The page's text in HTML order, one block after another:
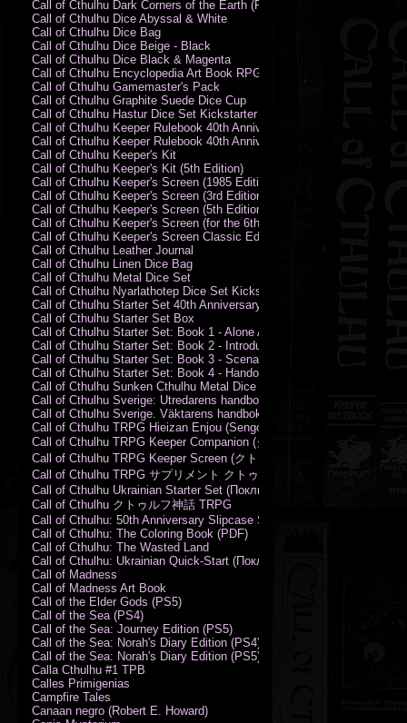
Call of Cthulhu Dark Corners of the Earth (PC)
Call of Cthulhu Dice Abyssal & White
Call of Cthulhu Dice Bag
Call of Cthulhu Dice Beige - Black
Call of Cthulhu Dice Black & Magenta
Call of Cthulhu Encyclopedia Art Book RPG KA
Call of Cthulhu Gamemaster's Pack
Call of Cthulhu Graphite Suede Dice Cup
Call of Cthulhu Hastur Dice Set Kickstarter Edition
Call of Cthulhu Keeper Rulebook 40th Anniversary Edition
Call of Cthulhu Keeper Rulebook 40th Anniversary Edition (PDF)
Call of Cthulhu Keeper's Kit
Call of Cthulhu Keeper's Kit (5th Edition)
Call of Cthulhu Keeper's Screen (1985 Edition)
Call of Cthulhu Keeper's Screen (3rd Edition)
Call of Cthulhu Keeper's Screen (5th Edition)
Call of Cthulhu Keeper's Screen (for the 6th Edition Rules)
Call of Cthulhu Keeper's Screen Classic Edition
Call of Cthulhu Leather Journal
Call of Cthulhu Linen Dice Bag
Call of Cthulhu Metal Dice Set
Call of Cthulhu Nyarlathotep Dice Set Kickstarter Edition
Call of Cthulhu Starter Set 40th Anniversary Edition
Call of Cthulhu Starter Set Box
Call of Cthulhu Starter Set: Book 1 - Alone Against the Flames
Call of Cthulhu Starter Set: Book 2 - Introductory Rules
Call of Cthulhu Starter Set: Book 3 - Scenarios
Call of Cthulhu Starter Set: Book 4 - Handouts
Call of Cthulhu Sunken Cthulhu Metal Dice Set
Call of Cthulhu Sverige: Utredarens handbok (PDF)
Call of Cthulhu Sverige. Väktarens handbok
Call of Cthulhu TRPG Hieizan Enjou (Sengoku Period)
Call of Cthulhu TRPG Keeper Companion (クトゥルフ神話TRPG キー
Call of Cthulhu TRPG Keeper Screen (クトゥルフ神話TRPG キーパー
Call of Cthulhu TRPG サプリメント クトゥルフ2015
Call of Cthulhu Ukrainian Starter Set (Поклик Ктулху. Базовий набір)
Call of Cthulhu クトゥルフ神話 TRPG
Call of Cthulhu: 50th Anniversary Slipcase Set
Call of Cthulhu: The Coloring Book (PDF)
Call of Cthulhu: The Wasted Land
Call of Cthulhu: Ukrainian Quick-Start (Поклик Ктулху. Швидкий
Call of Madness
Call of Madness Art Book
Call of the Elder Gods (PS5)
Call of the Sea (PS4)
Call of the Sea: Journey Edition (PS5)
Call of the Sea: Norah's Diary Edition (PS4)
Call of the Sea: Norah's Diary Edition (PS5)
Calla Cthulhu #1 TPB
Calles Primigenias
Campfire Tales
Canaan negro (Robert E. Howard)